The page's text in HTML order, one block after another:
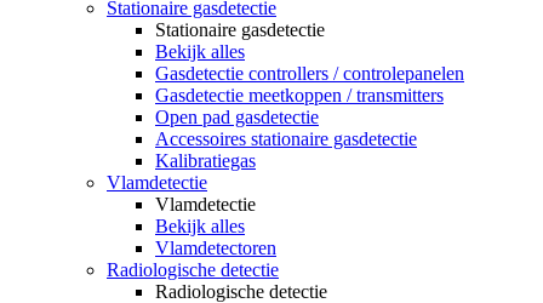
Stationaire gasdetectie
Stationaire gasdetectie
Bekijk alles
Gasdetectie controllers / controlepanelen
Gasdetectie meetkoppen / transmitters
Open pad gasdetectie
Accessoires stationaire gasdetectie
Kalibratiegas
Vlamdetectie
Vlamdetectie
Bekijk alles
Vlamdetectoren
Radiologische detectie
Radiologische detectie